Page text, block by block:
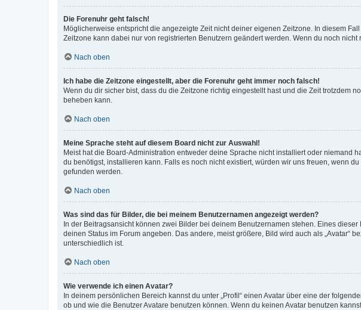
Die Forenuhr geht falsch!
Möglicherweise entspricht die angezeigte Zeit nicht deiner eigenen Zeitzone. In diesem
Zeitzone kann dabei nur von registrierten Benutzern geändert werden. Wenn du noch nicht
Nach oben
Ich habe die Zeitzone eingestellt, aber die Forenuhr geht immer noch falsch!
Wenn du dir sicher bist, dass du die Zeitzone richtig eingestellt hast und die Zeit trotzdem
beheben kann.
Nach oben
Meine Sprache steht auf diesem Board nicht zur Auswahl!
Meist hat die Board-Administration entweder deine Sprache nicht installiert oder niemand
du benötigst, installieren kann. Falls es noch nicht existiert, würden wir uns freuen, wenn
gefunden werden.
Nach oben
Was sind das für Bilder, die bei meinem Benutzernamen angezeigt werden?
In der Beitragsansicht können zwei Bilder bei deinem Benutzernamen stehen. Eines
deinen Status im Forum angeben. Das andere, meist größere, Bild wird auch als
unterschiedlich ist.
Nach oben
Wie verwende ich einen Avatar?
In deinem persönlichen Bereich kannst du unter „Profil“ einen Avatar über eine der
ob und wie die Benutzer Avatare benutzen können. Wenn du keinen Avatar benutzen